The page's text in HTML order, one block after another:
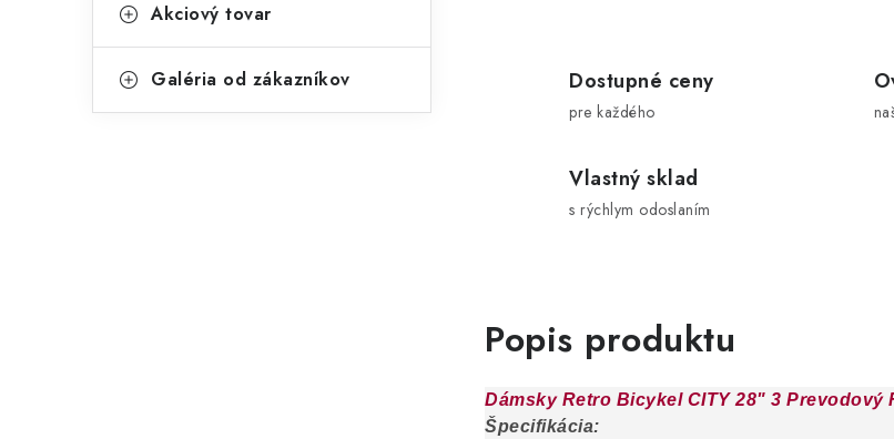
Akciový tovar
Galéria od zákazníkov Dostupné ceny
pre každého
Vlastný sklad
s rýchlym odoslaním
Popis produktu
Dámsky Retro Bicykel CITY 28" 3 Prevodový
Špecifikácia: